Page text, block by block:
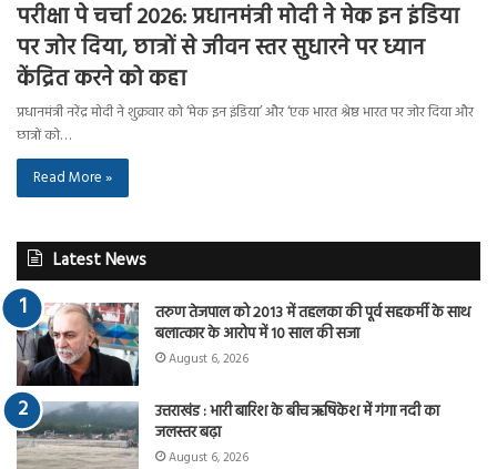
परीक्षा पे चर्चा 2026: प्रधानमंत्री मोदी ने मेक इन इंडिया
पर जोर दिया, छात्रों से जीवन स्तर सुधारने पर ध्यान
केंद्रित करने को कहा
प्रधानमंत्री नरेंद्र मोदी ने शुक्रवार को ‘मेक इन इंडिया’ और ‘एक भारत श्रेष्ठ भारत पर जोर दिया और
छात्रों को…
Read More »
Latest News
तरुण तेजपाल को 2013 में तहलका की पूर्व सहकर्मी के साथ
बलात्कार के आरोप में 10 साल की सजा
August 6, 2026
उत्तराखंड : भारी बारिश के बीच ऋषिकेश में गंगा नदी का
जलस्तर बढ़ा
August 6, 2026